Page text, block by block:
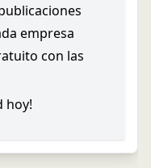
empresa
con las
hoy!